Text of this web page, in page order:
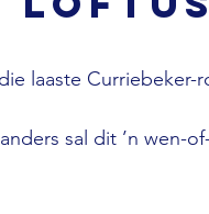
laaste Curriebeker-
sal dit ’n wen-